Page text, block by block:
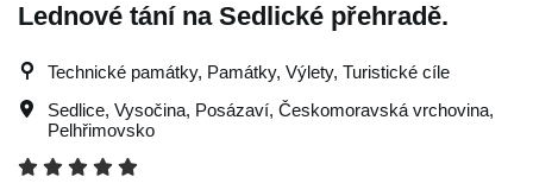
Lednové tání na Sedlické přehradě.
Technické památky, Památky, Výlety, Turistické cíle
Sedlice, Vysočina, Posázaví, Českomoravská vrchovina,
Pelhřimovsko